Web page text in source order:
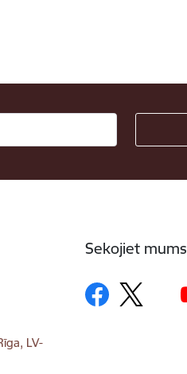
LV-
Sekojiet mums